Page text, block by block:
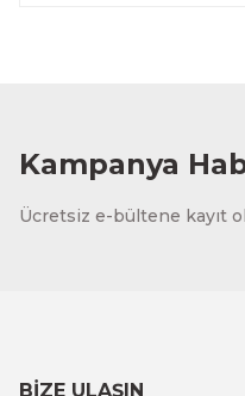
Kampanya
Ücretsiz e-bültene kayıt
BİZE ULAŞIN